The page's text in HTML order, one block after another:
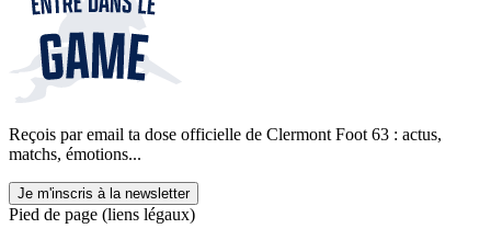
Reçois par email ta dose officielle de Clermont Foot 63 : actus,
matchs, émotions...
Je m'inscris à la newsletter
Pied de page (liens légaux)